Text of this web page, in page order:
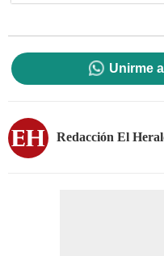
Unirme
Redacción El